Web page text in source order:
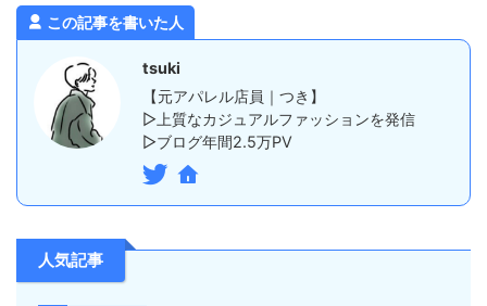
この記事を書いた人
tsuki
【元アパレル店員｜つき】
▷上質なカジュアルファッションを発信
▷ブログ年間2.5万PV
人気記事